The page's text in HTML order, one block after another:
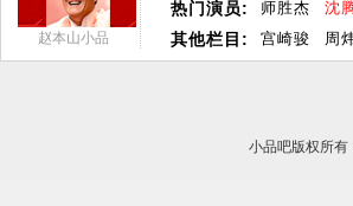
赵本山小品
热门演员:
其他栏目:
师胜杰 沈
宫崎骏
周
小品吧版权所有